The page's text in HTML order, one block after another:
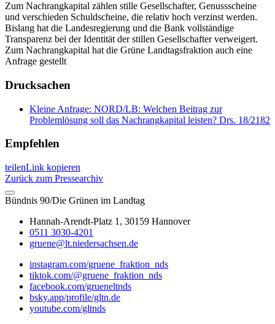
Zum Nachrangkapital zählen stille Gesellschafter, Genussscheine
und verschieden Schuldscheine, die relativ hoch verzinst werden.
Bislang hat die Landesregierung und die Bank vollständige
Transparenz bei der Identität der stillen Gesellschafter verweigert.
Zum Nachrangkapital hat die Grüne Landtagsfraktion auch eine
Anfrage gestellt
Drucksachen
Kleine Anfrage: NORD/LB: Welchen Beitrag zur
Problemlösung soll das Nachrangkapital leisten? Drs. 18/2182
Empfehlen
teilenLink kopieren
Zurück zum Pressearchiv
Bündnis 90/Die Grünen im Landtag
Hannah-Arendt-Platz 1, 30159 Hannover
0511 3030-4201
gruene@lt.niedersachsen.de
instagram.com/gruene_fraktion_nds
tiktok.com/@gruene_fraktion_nds
facebook.com/grueneltnds
bsky.app/profile/gltn.de
youtube.com/gltnds